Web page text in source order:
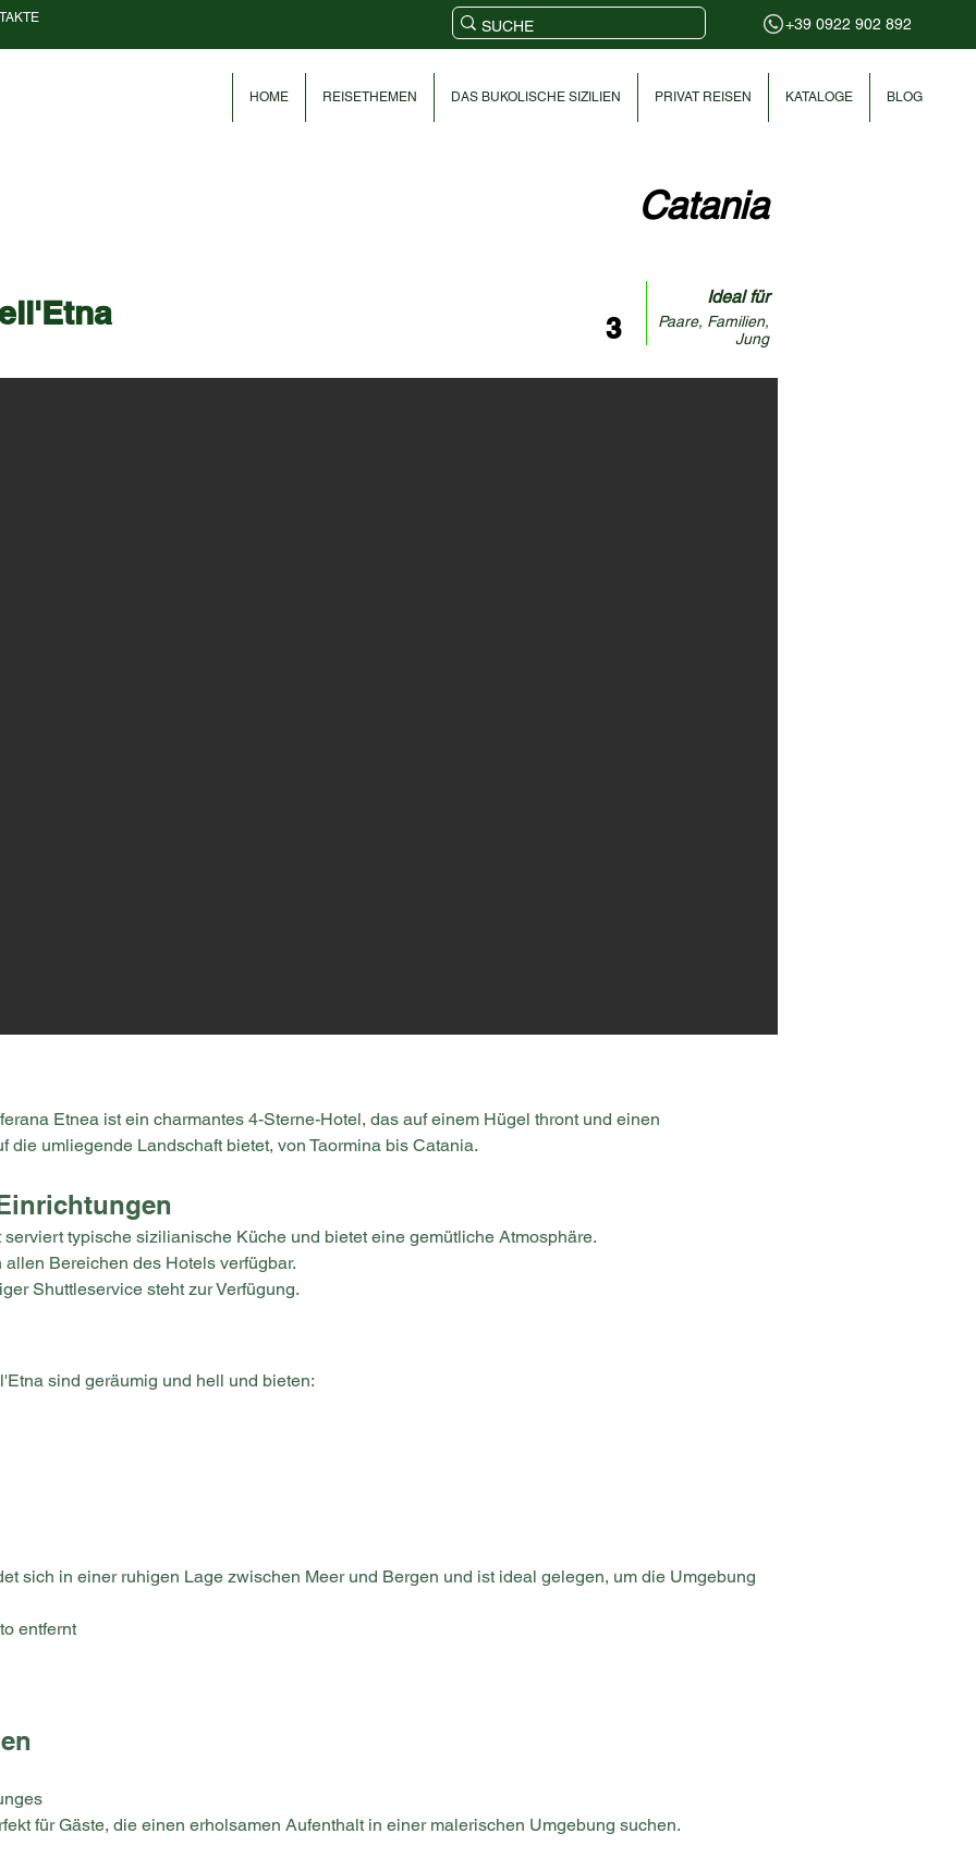
+39 0922 902 892
HOME REISETHEMEN DAS BUKOLISCHE SIZILIEN PRIVAT REISEN KATALOGE BLOG
Catania
3
Ideal für
Paare, Familien,
Jung
Etnea ist ein charmantes 4-Sterne-Hotel, das auf einem Hügel thront und einen
die umliegende Landschaft bietet, von Taormina bis Catania.
serviert typische sizilianische Küche und bietet eine gemütliche Atmosphäre.
Bereichen des Hotels verfügbar.
Shuttleservice steht zur Verfügung.
sind geräumig und hell und bieten:
sich in einer ruhigen Lage zwischen Meer und Bergen und ist ideal gelegen, um die Umgebung
entfernt
für Gäste, die einen erholsamen Aufenthalt in einer malerischen Umgebung suchen.